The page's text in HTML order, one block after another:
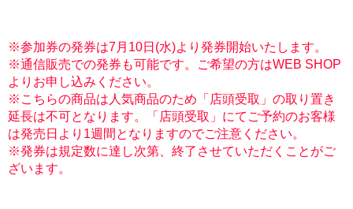
※参加券の発券は7月10日(水)より発券開始いたします。
※通信販売での発券も可能です。ご希望の方はWEB SHOP
よりお申し込みください。
※こちらの商品は人気商品のため「店頭受取」の取り置き
延長は不可となります。「店頭受取」にてご予約のお客様
は発売日より1週間となりますのでご注意ください。
※発券は規定数に達し次第、終了させていただくことがご
ざいます。